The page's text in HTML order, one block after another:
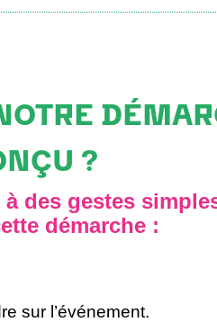
?
des gestes
démarche :
sur l’événement.